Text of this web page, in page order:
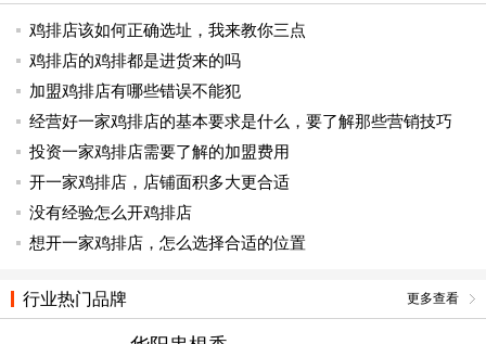
鸡排店该如何正确选址，我来教你三点
鸡排店的鸡排都是进货来的吗
加盟鸡排店有哪些错误不能犯
经营好一家鸡排店的基本要求是什么，要了解那些营销技巧
投资一家鸡排店需要了解的加盟费用
开一家鸡排店，店铺面积多大更合适
没有经验怎么开鸡排店
想开一家鸡排店，怎么选择合适的位置
行业热门品牌 更多查看